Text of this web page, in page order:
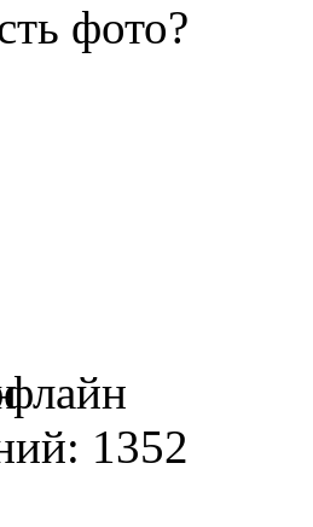
фото?
1352